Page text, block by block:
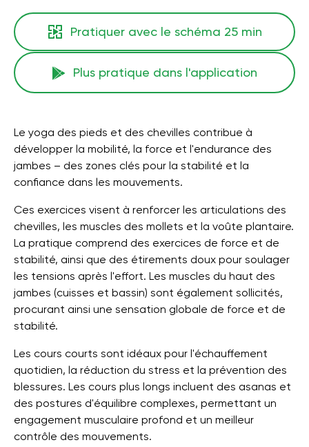
Pratiquer avec le schéma 25 min
Plus pratique dans l'application
Le yoga des pieds et des chevilles contribue à
développer la mobilité, la force et l'endurance des
jambes – des zones clés pour la stabilité et la
confiance dans les mouvements.
Ces exercices visent à renforcer les articulations des
chevilles, les muscles des mollets et la voûte plantaire.
La pratique comprend des exercices de force et de
stabilité, ainsi que des étirements doux pour soulager
les tensions après l'effort. Les muscles du haut des
jambes (cuisses et bassin) sont également sollicités,
procurant ainsi une sensation globale de force et de
stabilité.
Les cours courts sont idéaux pour l'échauffement
quotidien, la réduction du stress et la prévention des
blessures. Les cours plus longs incluent des asanas et
des postures d'équilibre complexes, permettant un
engagement musculaire profond et un meilleur
contrôle des mouvements.